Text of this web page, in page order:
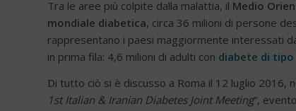
Tra le aree più colpite dalla malattia, il Medio
mondiale diabetica, circa 36 milioni di persone
rappresentano i paesi maggiormente interessati
in prima fila: 4,6 milioni di adulti con diabete di tipo
Di tutto ciò si è discusso a Roma il 12 luglio 2016,
1st Italian & Iranian Diabetes Joint Meeting”,